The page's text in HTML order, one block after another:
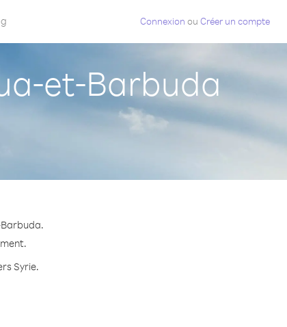
Connexion ou Créer un compte
et-Barbuda
Syrie.